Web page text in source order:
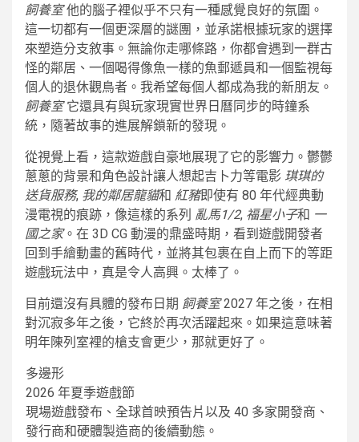
飼養室他的腦子裡似乎不只有一種感覺良好的氛圍。
這一切都有一個更深層的謎團，並承諾根據玩家的選擇
來塑造分支敘事。無論你走哪條路，你都會遇到一群古
怪的鄰居、一個喝得像魚一樣的魚郵遞員和一個監視每
個人的退休觀鳥者。我希望每個人都成為我的新朋友。
飼養室它還具有與玩家現實世界日曆同步的時鐘系
統，隨著故事的進展解鎖新的發現。
從視覺上看，這款遊戲自豪地展現了它的影響力。鬱鬱
蔥蔥的背景和角色設計讓人想起吉卜力等電影 琪琪的
送貨服務, 我的鄰居龍貓和 紅豬即使有 80 年代經典動
漫電視的痕跡，像這樣的系列 亂馬1/2, 福星小子和 一
國之家。在 3D CG 動漫的鼎盛時期，看到遊戲開發者
回到手繪動畫的舊時代，並將其包裹在自上而下的等距
遊戲玩法中，真是令人高興。太棒了。
目前還沒有具體的發布日期 飼養室2027 年之後，在相
對沉寂多年之後，它終於再次活躍起來。如果這意味著
明年陳列室裡的槍支會更少，那就更好了。
多邊形
2026 年夏季遊戲節
現場遊戲發布、全球首映預告片以及 40 多家開發商、
發行商和硬體製造商的後續動態。